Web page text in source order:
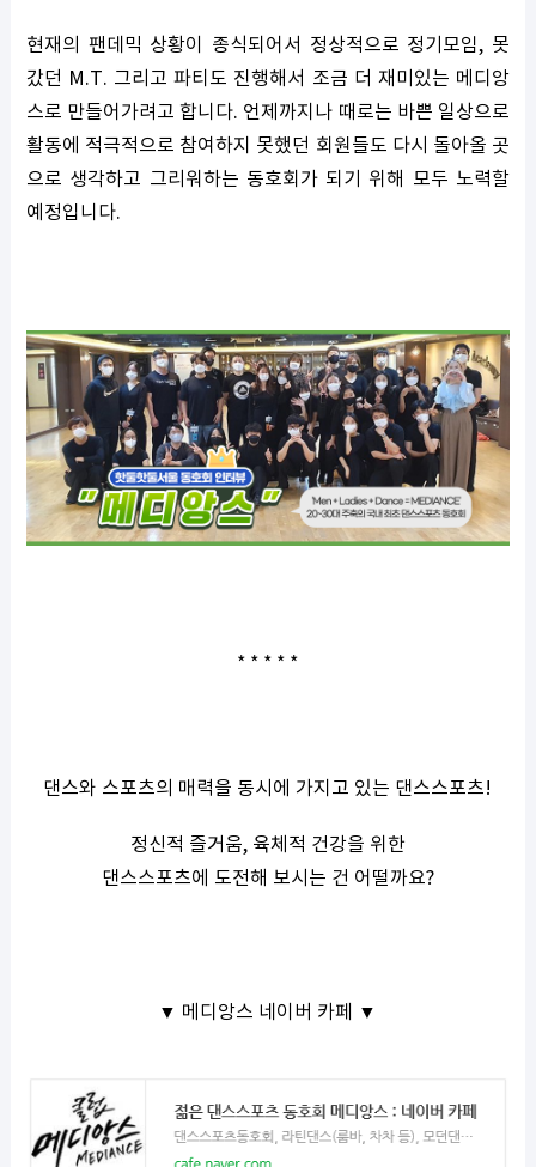
현재의 팬데믹 상황이 종식되어서 정상적으로 정기모임, 못
갔던 M.T. 그리고 파티도 진행해서 조금 더 재미있는 메디앙
스로 만들어가려고 합니다. 언제까지나 때로는 바쁜 일상으로
활동에 적극적으로 참여하지 못했던 회원들도 다시 돌아올 곳
으로 생각하고 그리워하는 동호회가 되기 위해 모두 노력할
예정입니다.
* * * * *
댄스와 스포츠의 매력을 동시에 가지고 있는 댄스스포츠!
정신적 즐거움, 육체적 건강을 위한
댄스스포츠에 도전해 보시는 건 어떨까요?
▼ 메디앙스 네이버 카페 ▼